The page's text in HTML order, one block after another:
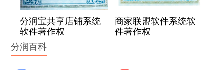
分润宝共享店铺系统
软件著作权
商家联盟软件系统软
件著作权
分润百科